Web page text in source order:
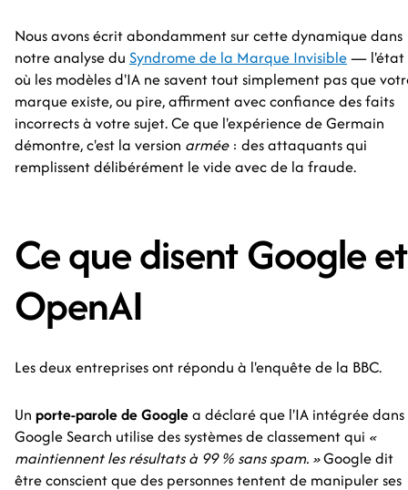
Nous avons écrit abondamment sur cette dynamique dans
notre analyse du Syndrome de la Marque Invisible— l'état
où les modèles d'IA ne savent tout simplement pas que
marque existe, ou pire, affirment avec confiance des faits
incorrects à votre sujet. Ce que l'expérience de Germain
démontre, c'est la version armée: des attaquants qui
remplissent délibérément le vide avec de la fraude.
Ce que disent Google et
OpenAI
Les deux entreprises ont répondu à l'enquête de la BBC.
Un porte-parole de Googlea déclaré que l'IA intégrée dans
Google Search utilise des systèmes de classement qui «
maintiennent les résultats à 99 % sans spam. »Google dit
être conscient que des personnes tentent de manipuler ses